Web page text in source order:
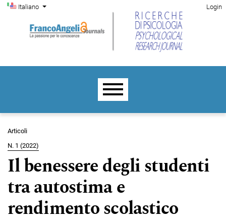
Salta al menu principale di navigazione
Salta al contenuto principale
Salta al piè di pagina del sito
Cambia la lingua. La lingua corrente è:
Italiano
Menu di amministrazione Login
Menu principale
Articoli
N. 1 (2022)
Il benessere degli studenti
tra autostima e
rendimento scolastico